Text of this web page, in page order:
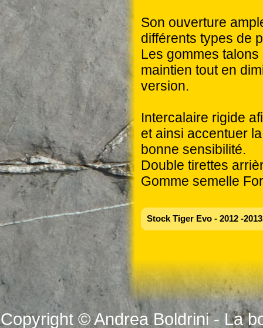
Son ouverture
différents types de
Les gommes
maintien tout en
version.
Intercalaire rigide
et ainsi accentuer
bonne sensibilité.
Double tirettes
Gomme semelle
Stock Tiger Evo - 2012 -2013
Copyright © Andrea Boldrini - La